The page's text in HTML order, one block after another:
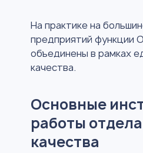
На практике на
предприятий функции
объединены в рамках
качества.
Основные
работы
качества